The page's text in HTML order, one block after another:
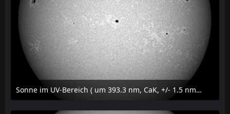
Sonne im UV-Bereich ( um 393.3 nm, CaK, +/- 1.5 nm) am 29. Juli 2026 um 09:50 MESZ
31. Juli 2026 um 20:03